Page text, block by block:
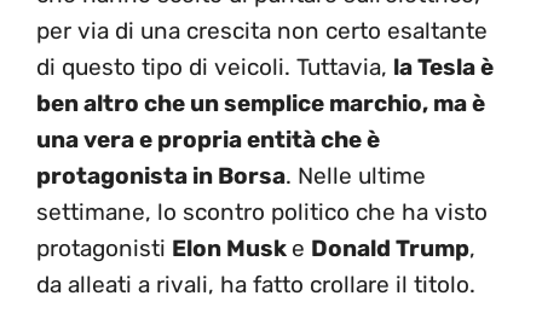
per via di una crescita non certo esaltante
di questo tipo di veicoli. Tuttavia, la Tesla è
ben altro che un semplice marchio, ma è
una vera e propria entità che è
protagonista in Borsa. Nelle ultime
settimane, lo scontro politico che ha visto
protagonisti Elon Musk e Donald Trump,
da alleati a rivali, ha fatto crollare il titolo.